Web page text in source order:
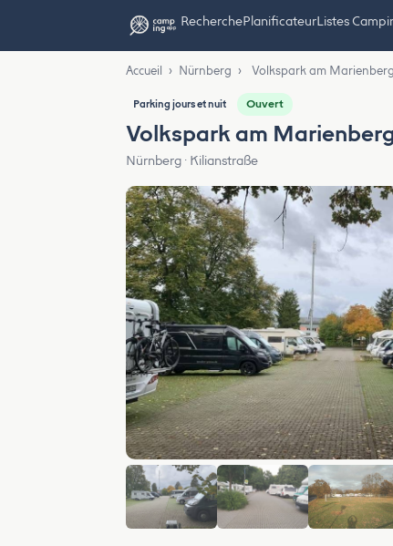
RecherchePlanificateurListes
Accueil › Nürnberg › Volkspark am Marienberg
Parking jours et nuit Ouvert
Volkspark am
Nürnberg · Kilianstraße